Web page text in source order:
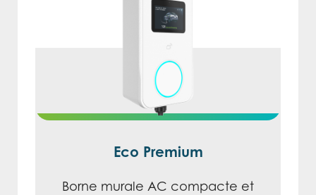
Eco Premium
Borne murale AC compacte et